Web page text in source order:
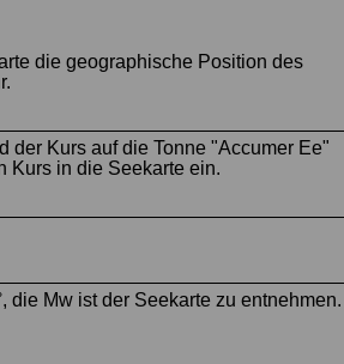
die geographische Position des
der Kurs auf die Tonne "Accumer Ee"
Kurs in die Seekarte ein.
die Mw ist der Seekarte zu entnehmen.